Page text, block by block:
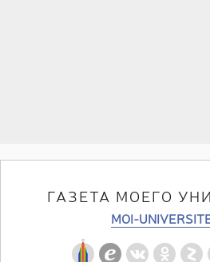
ГАЗЕТА МОЕГО
MOI-